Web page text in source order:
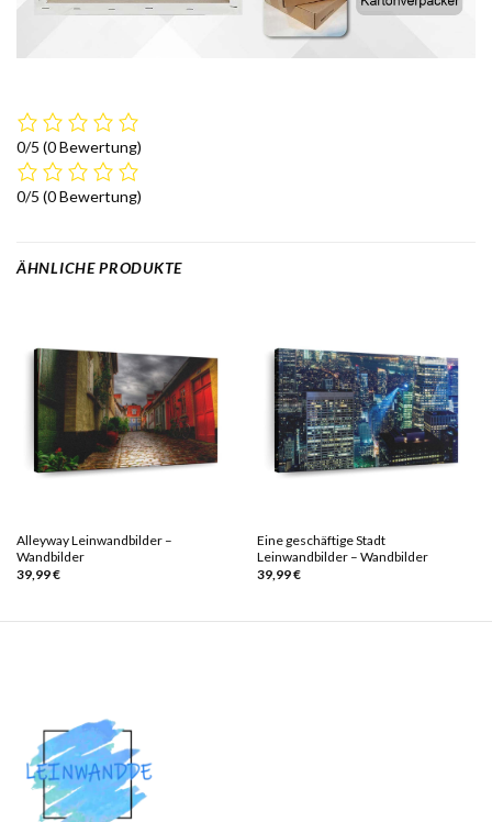
0/5 (0 Bewertung)
0/5 (0 Bewertung)
ÄHNLICHE PRODUKTE
Alleyway Leinwandbilder –
Wandbilder
39,99€
Eine geschäftige Stadt
Leinwandbilder – Wandbilder
39,99€